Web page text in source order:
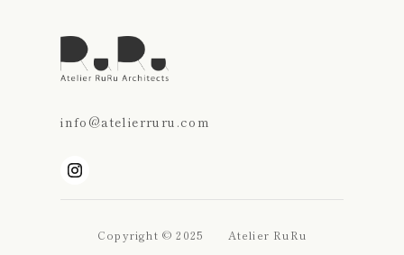
info@atelierruru.com
Copyright © 2025 Atelier RuRu